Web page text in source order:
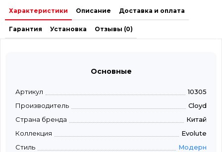
Характеристики Описание Доставка и оплата
Гарантия Установка Отзывы (0)
Основные
Артикул
10305
Производитель
Cloyd
Страна бренда
Китай
Коллекция
Evolute
Стиль
Модерн